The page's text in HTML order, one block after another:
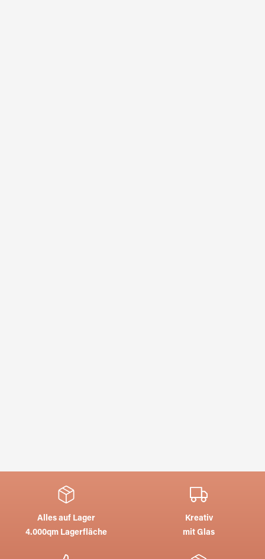
Alles auf Lager
4.000qm Lagerfläche
Kreativ
mit Glas